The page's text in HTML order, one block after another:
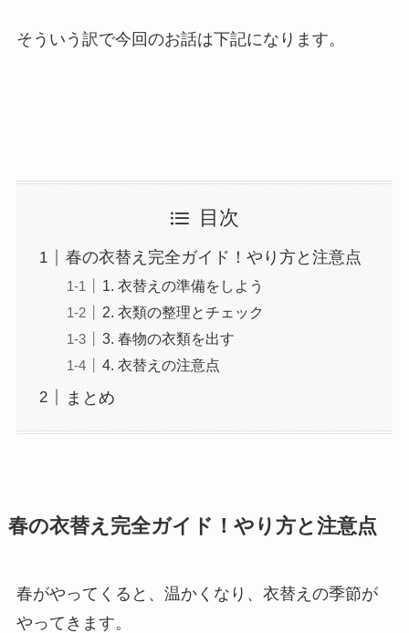
そういう訳で今回のお話は下記になります。
目次
春の衣替え完全ガイド！やり方と注意点
1. 衣替えの準備をしよう
2. 衣類の整理とチェック
3. 春物の衣類を出す
4. 衣替えの注意点
まとめ
春の衣替え完全ガイド！やり方と注意点
春がやってくると、温かくなり、衣替えの季節が
やってきます。